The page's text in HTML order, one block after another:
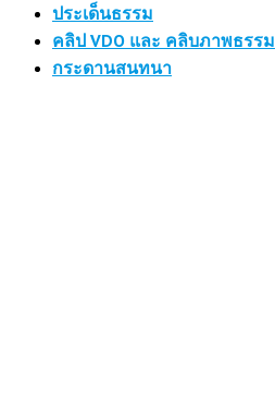
ประเด็นธรรม
คลิป VDO และ คลิบภาพธรรม
กระดานสนทนา